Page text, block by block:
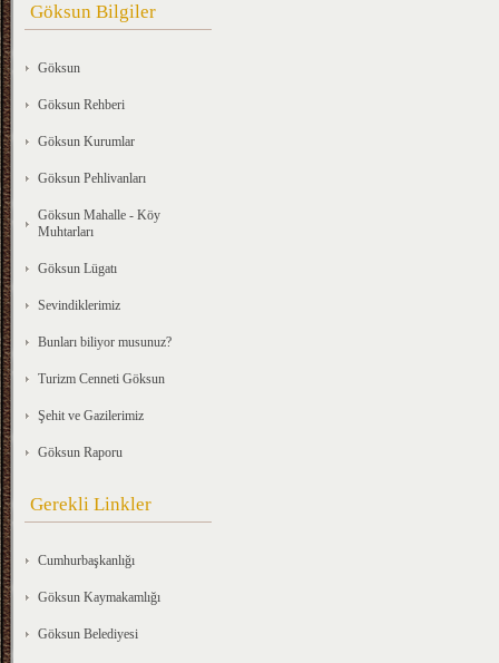
Göksun Bilgiler
Göksun
Göksun Rehberi
Göksun Kurumlar
Göksun Pehlivanları
Göksun Mahalle - Köy
Muhtarları
Göksun Lügatı
Sevindiklerimiz
Bunları biliyor musunuz?
Turizm Cenneti Göksun
Şehit ve Gazilerimiz
Göksun Raporu
Gerekli Linkler
Cumhurbaşkanlığı
Göksun Kaymakamlığı
Göksun Belediyesi